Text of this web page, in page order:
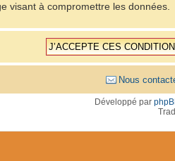
visant à compromettre les données.
Nous
Développé par